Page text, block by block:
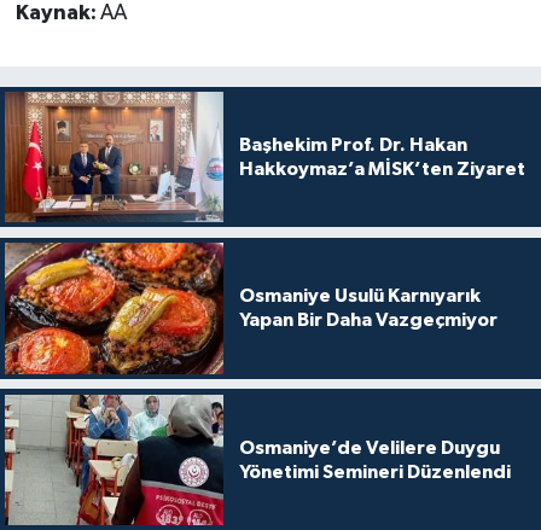
Kaynak: AA
Başhekim Prof. Dr. Hakan
Hakkoymaz’a MİSK’ten Ziyaret
Osmaniye Usulü Karnıyarık
Yapan Bir Daha Vazgeçmiyor
Osmaniye’de Velilere Duygu
Yönetimi Semineri Düzenlendi